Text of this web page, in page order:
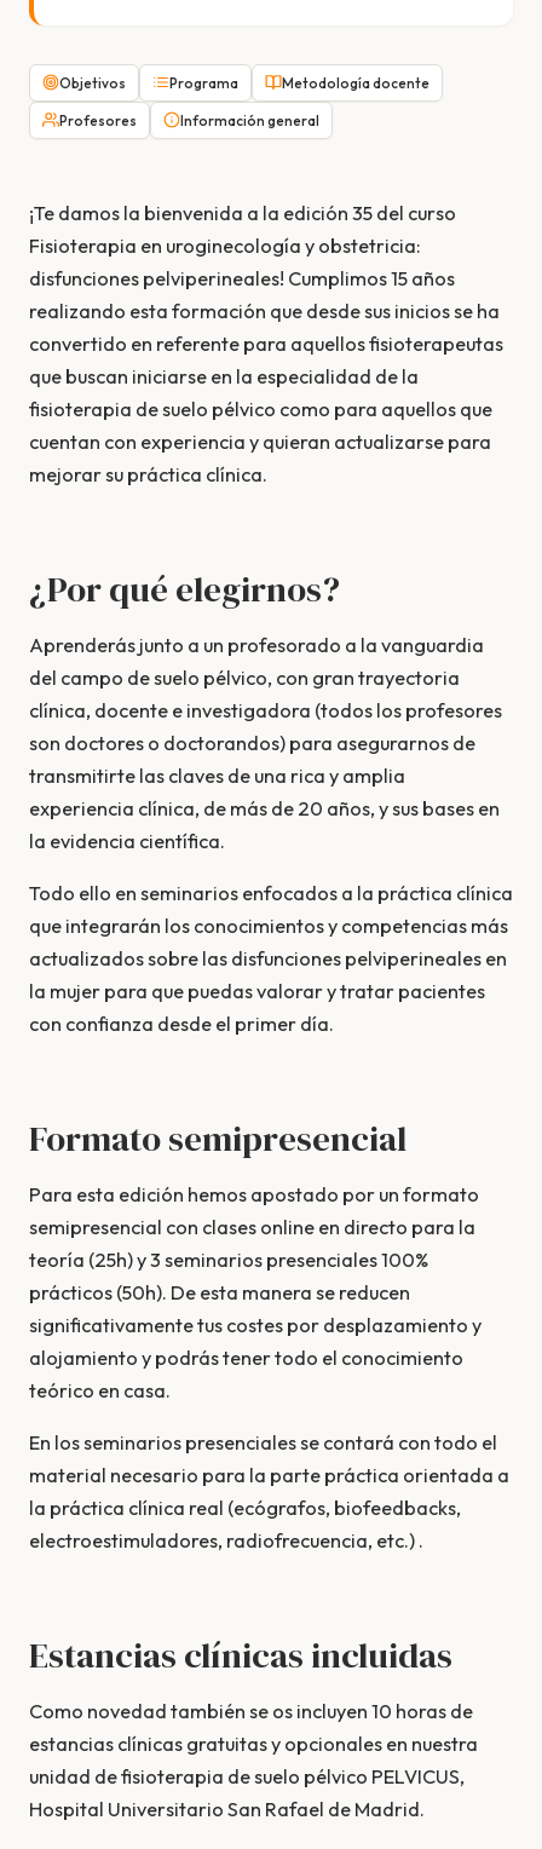
Objetivos Programa Metodología docente
Profesores Información general
¡Te damos la bienvenida a la edición 35 del curso
Fisioterapia en uroginecología y obstetricia:
disfunciones pelviperineales! Cumplimos 15 años
realizando esta formación que desde sus inicios se ha
convertido en referente para aquellos fisioterapeutas
que buscan iniciarse en la especialidad de la
fisioterapia de suelo pélvico como para aquellos que
cuentan con experiencia y quieran actualizarse para
mejorar su práctica clínica.
¿Por qué elegirnos?
Aprenderás junto a un profesorado a la vanguardia
del campo de suelo pélvico, con gran trayectoria
clínica, docente e investigadora (todos los profesores
son doctores o doctorandos) para asegurarnos de
transmitirte las claves de una rica y amplia
experiencia clínica, de más de 20 años, y sus bases en
la evidencia científica.
Todo ello en seminarios enfocados a la práctica clínica
que integrarán los conocimientos y competencias más
actualizados sobre las disfunciones pelviperineales en
la mujer para que puedas valorar y tratar pacientes
con confianza desde el primer día.
Formato semipresencial
Para esta edición hemos apostado por un formato
semipresencial con clases online en directo para la
teoría (25h) y 3 seminarios presenciales 100%
prácticos (50h). De esta manera se reducen
significativamente tus costes por desplazamiento y
alojamiento y podrás tener todo el conocimiento
teórico en casa.
En los seminarios presenciales se contará con todo el
material necesario para la parte práctica orientada a
la práctica clínica real (ecógrafos, biofeedbacks,
electroestimuladores, radiofrecuencia, etc.) .
Estancias clínicas incluidas
Como novedad también se os incluyen 10 horas de
estancias clínicas gratuitas y opcionales en nuestra
unidad de fisioterapia de suelo pélvico PELVICUS,
Hospital Universitario San Rafael de Madrid.